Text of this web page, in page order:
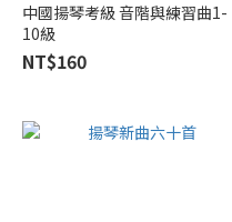
中國揚琴考級 音階與練習曲1-
10級
NT$160